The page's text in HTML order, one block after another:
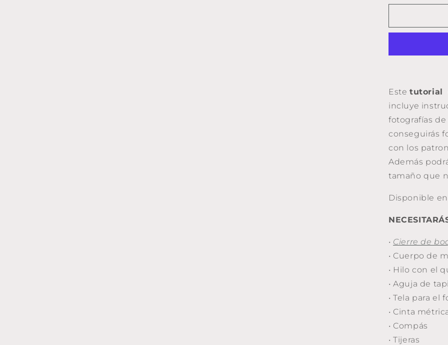
y
boquilla
un
BASE
REDONDA
Este tutorial
incluye
fotografías de
conseguirás
con los
Además
tamaño que
Disponible
• Cierre de
• Cuerpo de
• Hilo con el
• Aguja de
• Tela para el
• Cinta
• Compás
• Tijeras